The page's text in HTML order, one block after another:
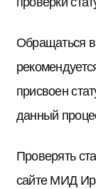
Обращаться в
присвоен
данный
Проверять
сайте МИД